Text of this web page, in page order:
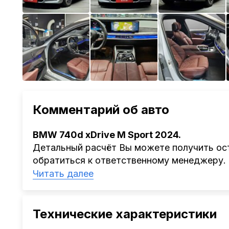
Комментарий об авто
BMW 740d xDrive M Sport 2024.
Детальный расчёт Вы можете получить
обратиться к ответственному менеджеру.
Наша компания
проверка автомобиля, полное
растаможке. Экономьте свое время и
Читать далее
Технические характеристики